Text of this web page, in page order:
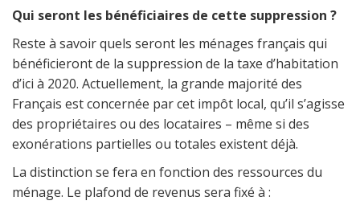
Qui seront les bénéficiaires de cette suppression ?
Reste à savoir quels seront les ménages français qui
bénéficieront de la suppression de la taxe d’habitation
d’ici à 2020. Actuellement, la grande majorité des
Français est concernée par cet impôt local, qu’il s’agisse
des propriétaires ou des locataires – même si des
exonérations partielles ou totales existent déjà.
La distinction se fera en fonction des ressources du
ménage. Le plafond de revenus sera fixé à :